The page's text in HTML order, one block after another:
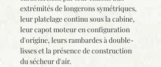
extrémités de longerons symétriques,
leur platelage continu sous la cabine,
leur capot moteur en configuration
d'origine, leurs rambardes à double-
lisses et la présence de construction
du sécheur d'air.